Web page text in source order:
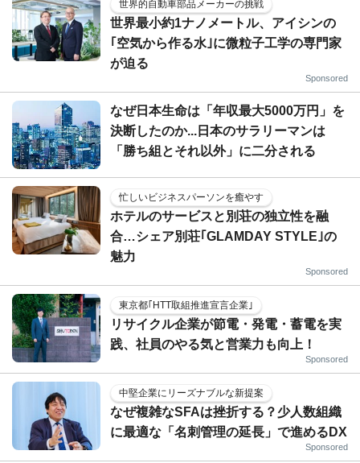
世界的自動車部品メーカーの挑戦
世界最小約1ナノメートル、アイシンの
｢空気から作る水｣に微粒子工学の専門家
が迫る
Sponsored
なぜ日本生命は「年収最大5000万円」を
決断したのか...日本のサラリーマンは
「勝ち組とそれ以外」に二分される
忙しいビジネスパーソンを癒やす
ホテルのサービスと別荘の独立性を融
合…シェア別荘｢GLAMDAY STYLE｣の
魅力
Sponsored
東京都｢HTT取組推進宣言企業｣
リサイクル企業が節電・発電・蓄電を実
践、社員のやる気と営業力も向上！
Sponsored
中堅企業にリーズナブルな新提案
なぜ複雑なSFAは挫折する？少人数組織
に最適な「名刺管理の延長」で進めるDX
Sponsored